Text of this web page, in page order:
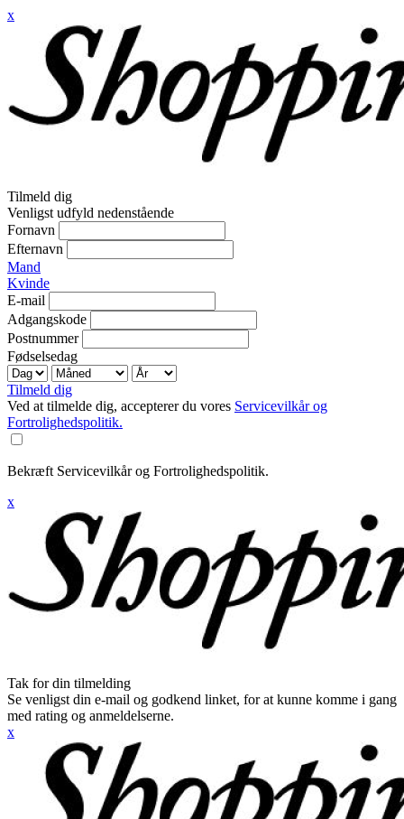
x
Tilmeld dig
Venligst udfyld nedenstående
Fornavn
Efternavn
Mand
Kvinde
E-mail
Adgangskode
Postnummer
Fødselsedag
Tilmeld dig
Ved at tilmelde dig, accepterer du vores Servicevilkår og
Fortrolighedspolitik.
Bekræft Servicevilkår og Fortrolighedspolitik.
x
Tak for din tilmelding
Se venligst din e-mail og godkend linket, for at kunne komme i gang
med rating og anmeldelserne.
x